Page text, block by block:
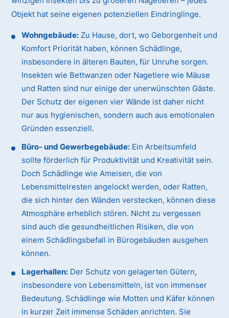
Objekt hat seine eigenen potenziellen Eindringlinge.
Wohngebäude: Zu Hause, dort, wo Geborgenheit und
Komfort Priorität haben, können Schädlinge,
insbesondere in älteren Bauten, für Unruhe sorgen.
Insekten wie Bettwanzen oder Nagetiere wie Mäuse
und Ratten sind nur einige der unerwünschten Gäste.
Der Schutz der eigenen vier Wände ist daher nicht
nur aus hygienischen, sondern auch aus emotionalen
Gründen essenziell.
Büro- und Gewerbegebäude: Ein Arbeitsumfeld
sollte förderlich für Produktivität und Kreativität sein.
Doch Schädlinge wie Ameisen, die von
Lebensmittelresten angelockt werden, oder Ratten,
die sich hinter den Wänden verstecken, können diese
Atmosphäre erheblich stören. Nicht zu vergessen
sind auch die gesundheitlichen Risiken, die von
einem Schädlingsbefall in Bürogebäuden ausgehen
können.
Lagerhallen: Der Schutz von gelagerten Gütern,
insbesondere von Lebensmitteln, ist von immenser
Bedeutung. Schädlinge wie Motten und Käfer können
in kurzer Zeit immense Schäden anrichten. Sie